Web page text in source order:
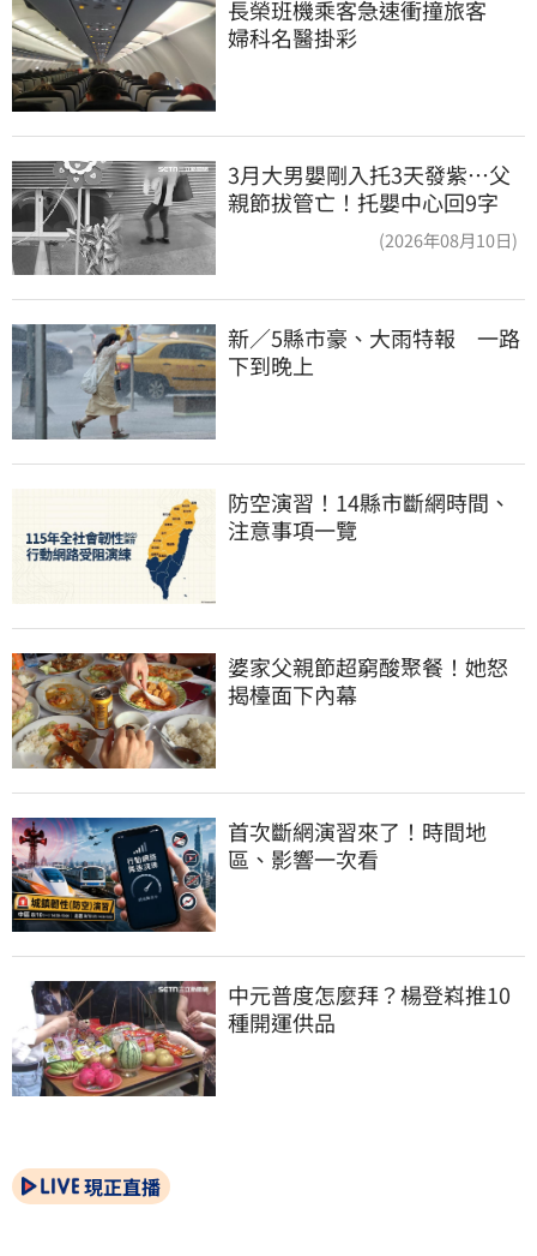
長榮班機乘客急速衝撞旅客
婦科名醫掛彩
3月大男嬰剛入托3天發紫…父
親節拔管亡！托嬰中心回9字
(2026年08月10日)
新／5縣市豪、大雨特報　一路
下到晚上
防空演習！14縣市斷網時間、
注意事項一覽
婆家父親節超窮酸聚餐！她怒
揭檯面下內幕
首次斷網演習來了！時間地
區、影響一次看
中元普度怎麼拜？楊登嵙推10
種開運供品
現正直播